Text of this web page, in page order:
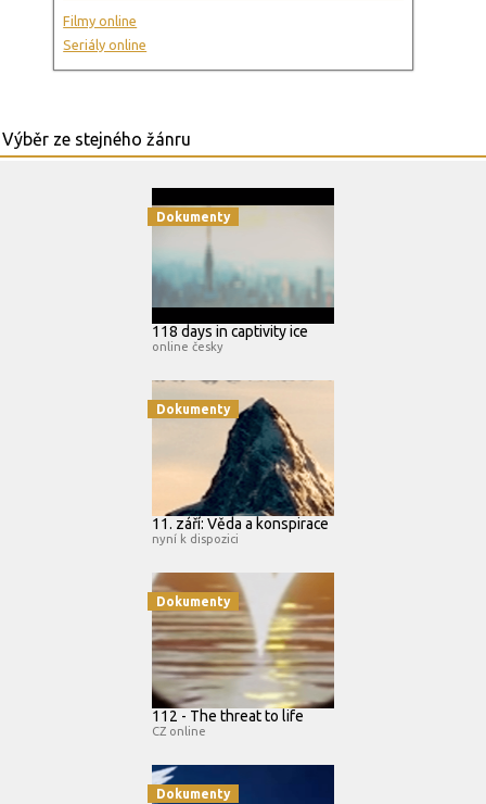
Filmy online
Seriály online
Dokumenty
118 days in captivity ice
online česky
Dokumenty
11. září: Věda a konspirace
nyní k dispozici
Dokumenty
112 - The threat to life
CZ online
Dokumenty